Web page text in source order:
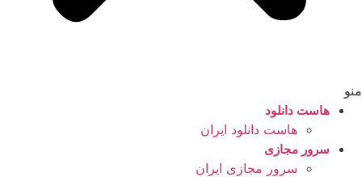
منو
هاست دانلود
هاست دانلود ایران
سرور مجازی
سرور مجازی ایران